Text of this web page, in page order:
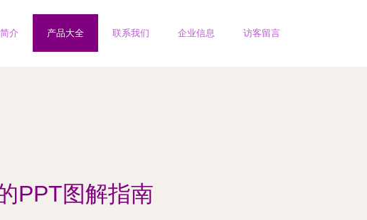
介 产品大全 联系我们 企业信息 访客留言
PPT图解指南